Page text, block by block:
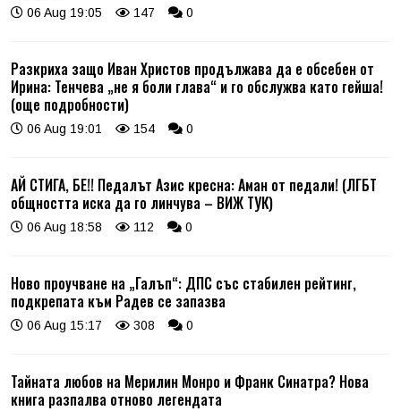
06 Aug 19:05 147 0
Разкриха защо Иван Христов продължава да е обсебен от
Ирина: Тенчева „не я боли глава“ и го обслужва като гейша!
(още подробности)
06 Aug 19:01 154 0
АЙ СТИГА, БЕ!! Педалът Азис кресна: Аман от педали! (ЛГБТ
общността иска да го линчува – ВИЖ ТУК)
06 Aug 18:58 112 0
Ново проучване на „Галъп“: ДПС със стабилен рейтинг,
подкрепата към Радев се запазва
06 Aug 15:17 308 0
Тайната любов на Мерилин Монро и Франк Синатра? Нова
книга разпалва отново легендата